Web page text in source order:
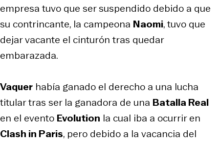
empresa tuvo que ser suspendido debido a que
su contrincante, la campeona Naomi, tuvo que
dejar vacante el cinturón tras quedar
embarazada.
Vaquer había ganado el derecho a una lucha
titular tras ser la ganadora de una Batalla Real
en el evento Evolution la cual iba a ocurrir en
Clash in Paris, pero debido a la vacancia del